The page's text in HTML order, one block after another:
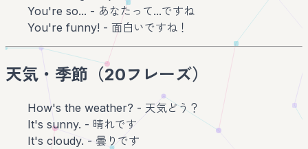
You're so... - あなたって...ですね
You're funny! - 面白いですね！
天気・季節（20フレーズ）
How's the weather? - 天気どう？
It's sunny. - 晴れです
It's cloudy. - 曇りです